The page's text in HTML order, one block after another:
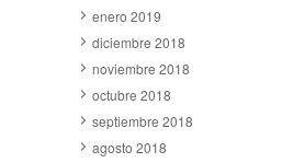
enero 2019
diciembre 2018
noviembre 2018
octubre 2018
septiembre 2018
agosto 2018